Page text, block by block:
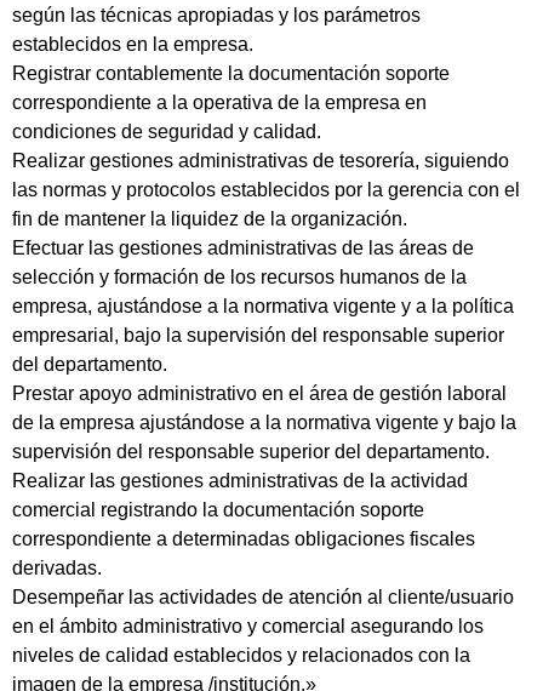
según las técnicas apropiadas y los parámetros
establecidos en la empresa.
Registrar contablemente la documentación soporte
correspondiente a la operativa de la empresa en
condiciones de seguridad y calidad.
Realizar gestiones administrativas de tesorería, siguiendo
las normas y protocolos establecidos por la gerencia con el
fin de mantener la liquidez de la organización.
Efectuar las gestiones administrativas de las áreas de
selección y formación de los recursos humanos de la
empresa, ajustándose a la normativa vigente y a la política
empresarial, bajo la supervisión del responsable superior
del departamento.
Prestar apoyo administrativo en el área de gestión laboral
de la empresa ajustándose a la normativa vigente y bajo la
supervisión del responsable superior del departamento.
Realizar las gestiones administrativas de la actividad
comercial registrando la documentación soporte
correspondiente a determinadas obligaciones fiscales
derivadas.
Desempeñar las actividades de atención al cliente/usuario
en el ámbito administrativo y comercial asegurando los
niveles de calidad establecidos y relacionados con la
imagen de la empresa /institución.»